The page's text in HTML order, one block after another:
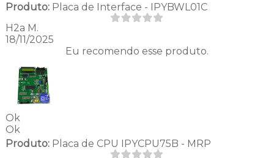
Produto:Placa de Interface - IPYBWL01C
H2a M.
18/11/2025
Eu recomendo esse produto.
Ok
Ok
Produto:Placa de CPU IPYCPU75B - MRP